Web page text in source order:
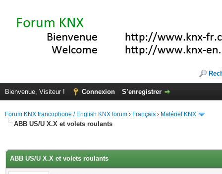
Bienvenue, Visiteur ! Connexion S’enregistrer
Forum KNX francophone / English KNX forum › Français › Matériel KNX
ABB US/U X.X et volets roulants
ABB US/U X.X et volets roulants